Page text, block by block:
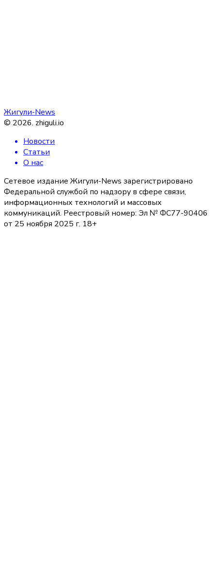
Жигули-News
© 2026. zhiguli.io
Новости
Статьи
О нас
Сетевое издание Жигули-News зарегистрировано
Федеральной службой по надзору в сфере связи,
информационных технологий и массовых
коммуникаций. Реестровый номер: Эл № ФС77-90406
от 25 ноября 2025 г. 18+